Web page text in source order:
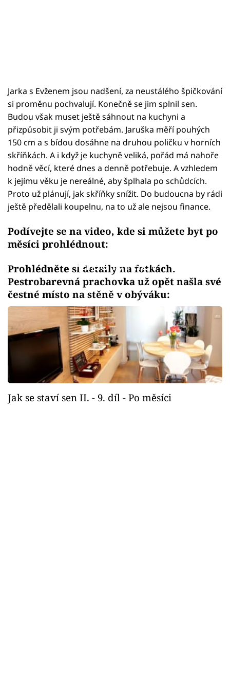
Jarka s Evženem jsou nadšení, za neustálého špičkování
si proměnu pochvalují. Konečně se jim splnil sen.
Budou však muset ještě sáhnout na kuchyni a
přizpůsobit ji svým potřebám. Jaruška měří pouhých
150 cm a s bídou dosáhne na druhou poličku v horních
skříňkách. A i když je kuchyně veliká, pořád má nahoře
hodně věcí, které dnes a denně potřebuje. A vzhledem
k jejímu věku je nereálné, aby šplhala po schůdcích.
Proto už plánují, jak skříňky snížit. Do budoucna by rádi
ještě předělali koupelnu, na to už ale nejsou finance.
Podívejte se na video, kde si můžete byt po
měsíci prohlédnout:
Failed to fetch
Prohlédněte si detaily na fotkách.
Pestrobarevná prachovka už opět našla své
čestné místo na stěně v obýváku:
Jak se staví sen II. - 9. díl - Po měsíci